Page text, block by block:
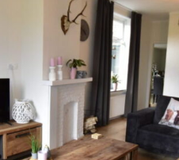
Royale woonkamer
THE HOLIDAYHOUSE